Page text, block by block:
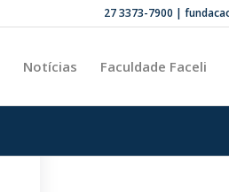
27 3373-7900 |
Notícias Faculdade Faceli